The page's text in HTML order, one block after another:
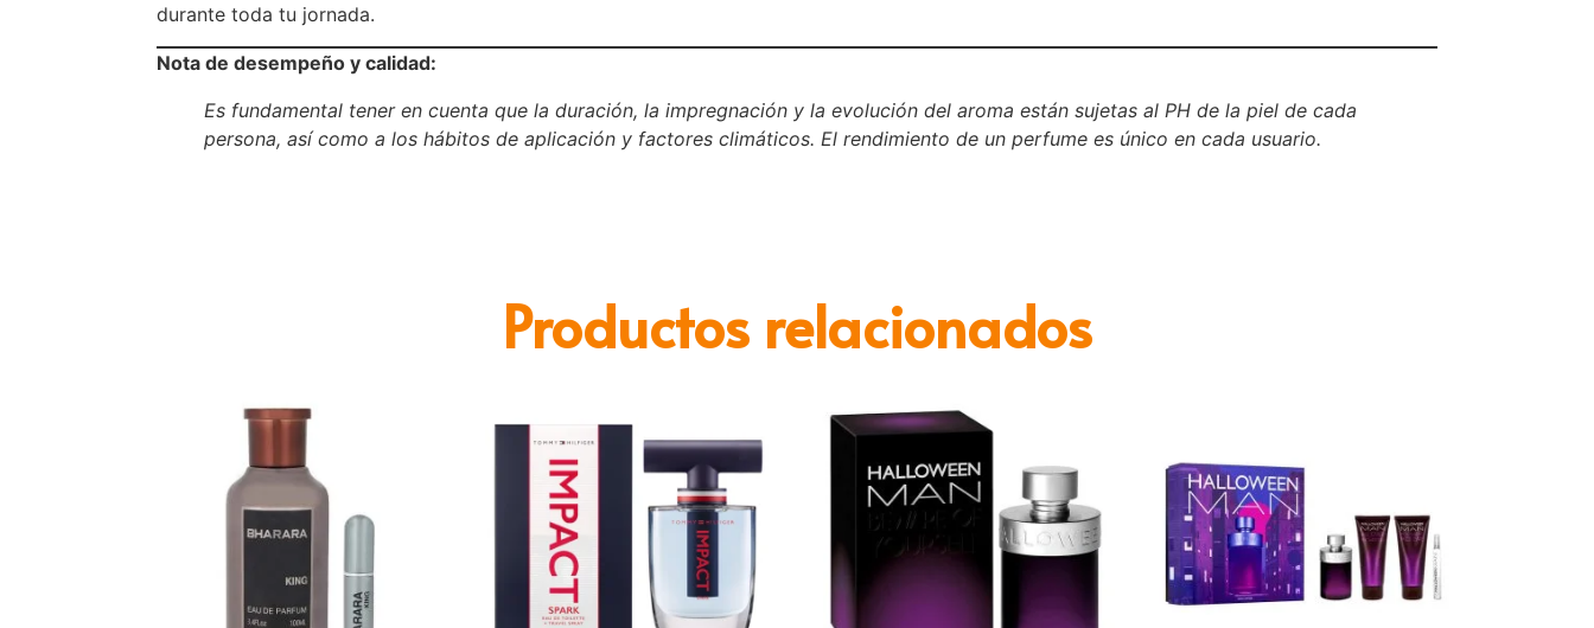
durante toda tu jornada.
Nota de desempeño y calidad:
Es fundamental tener en cuenta que la duración, la impregnación y la evolución del aroma están sujetas al PH de la piel de cada
persona, así como a los hábitos de aplicación y factores climáticos. El rendimiento de un perfume es único en cada usuario.
Productos relacionados